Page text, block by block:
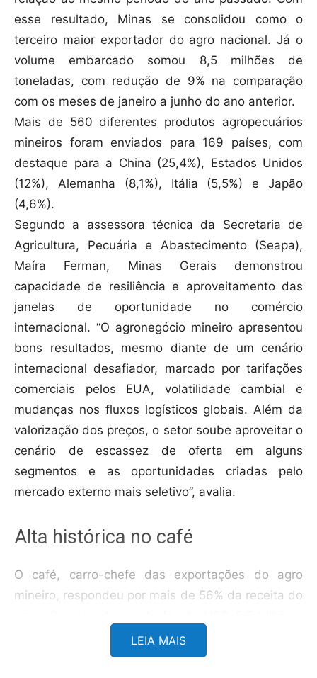
esse resultado, Minas se consolidou como o
terceiro maior exportador do agro nacional. Já o
volume embarcado somou 8,5 milhões de
toneladas, com redução de 9% na comparação
com os meses de janeiro a junho do ano anterior.
Mais de 560 diferentes produtos agropecuários
mineiros foram enviados para 169 países, com
destaque para a China (25,4%), Estados Unidos
(12%), Alemanha (8,1%), Itália (5,5%) e Japão
(4,6%).
Segundo a assessora técnica da Secretaria de
Agricultura, Pecuária e Abastecimento (Seapa),
Maíra Ferman, Minas Gerais demonstrou
capacidade de resiliência e aproveitamento das
janelas de oportunidade no comércio
internacional. “O agronegócio mineiro apresentou
bons resultados, mesmo diante de um cenário
internacional desafiador, marcado por tarifações
comerciais pelos EUA, volatilidade cambial e
mudanças nos fluxos logísticos globais. Além da
valorização dos preços, o setor soube aproveitar o
cenário de escassez de oferta em alguns
segmentos e as oportunidades criadas pelo
mercado externo mais seletivo”, avalia.
Alta histórica no café
O café, carro-chefe das exportações do agro
mineiro, respondeu por mais de 56% da receita do
com crescimento de 61% na comparação com
LEIA MAIS